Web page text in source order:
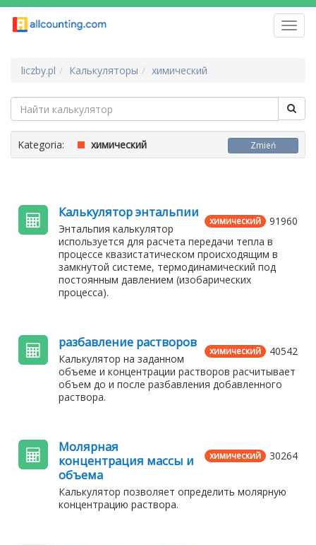
liczby.pl Калькуляторы химический
Kategoria: химический Zmień
91960
химический
Калькулятор энтальпии
Энтальпия калькулятор
используется для расчета передачи тепла в
процессе квазистатическом происходящим в
замкнутой системе, термодинамический под
постоянным давлением (изобарических
процесса).
40542
химический
разбавление растворов
Калькулятор на заданном
объеме и концентрации растворов расчитывает
объем до и после разбавления добавленного
раствора.
30264
химический
Молярная
концентрация массы и
объема
Калькулятор позволяет определить молярную
концентрацию раствора.